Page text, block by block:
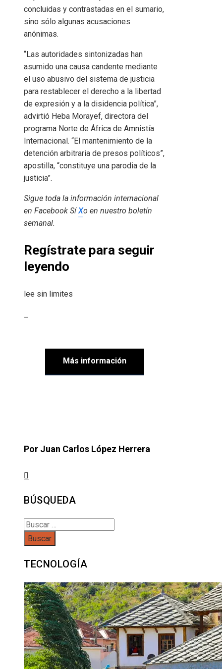
concluidas y contrastadas en el sumario,
sino sólo algunas acusaciones
anónimas.
“Las autoridades sintonizadas han
asumido una causa candente mediante
el uso abusivo del sistema de justicia
para restablecer el derecho a la libertad
de expresión y a la disidencia política”,
advirtió Heba Morayef, directora del
programa Norte de África de Amnistía
Internacional. “El mantenimiento de la
detención arbitraria de presos políticos”,
apostilla, “constituye una parodia de la
justicia”.
Sigue toda la información internacional
en Facebook SíXo en nuestro boletín
semanal.
Regístrate para seguir
leyendo
lee sin limites
Más información
Por Juan Carlos López Herrera
BÚSQUEDA
Buscar:
TECNOLOGÍA